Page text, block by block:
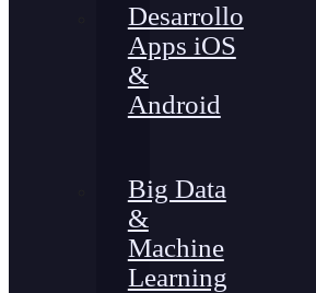
Desarrollo
Apps iOS
&
Android
Big Data
&
Machine
Learning